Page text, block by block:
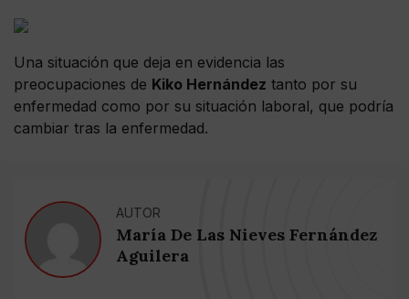
Una situación que deja en evidencia las
preocupaciones de Kiko Hernández tanto por su
enfermedad como por su situación laboral, que podría
cambiar tras la enfermedad.
AUTOR
María De Las Nieves Fernández
Aguilera